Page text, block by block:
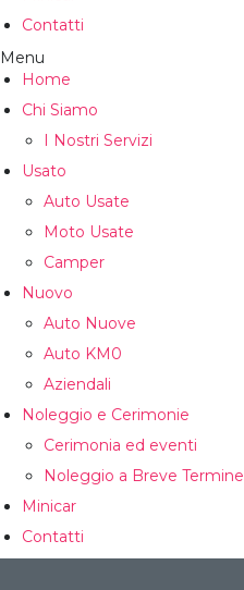
Contatti
Menu
Home
Chi Siamo
I Nostri Servizi
Usato
Auto Usate
Moto Usate
Camper
Nuovo
Auto Nuove
Auto KM0
Aziendali
Noleggio e Cerimonie
Cerimonia ed eventi
Noleggio a Breve Termine
Minicar
Contatti